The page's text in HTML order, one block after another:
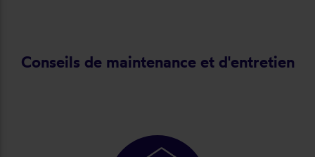
Conseils de maintenance et d'entretien